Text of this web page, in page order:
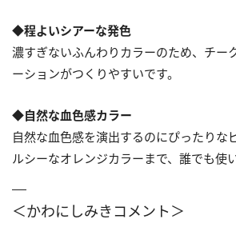
◆程よいシアーな発⾊
濃すぎないふんわりカラーのため、チー
ーションがつくりやすいです。
◆⾃然な⾎⾊感カラー
自然な血色感を演出するのにぴったりな
ルシーなオレンジカラーまで、誰でも使
＜かわにしみきコメント＞